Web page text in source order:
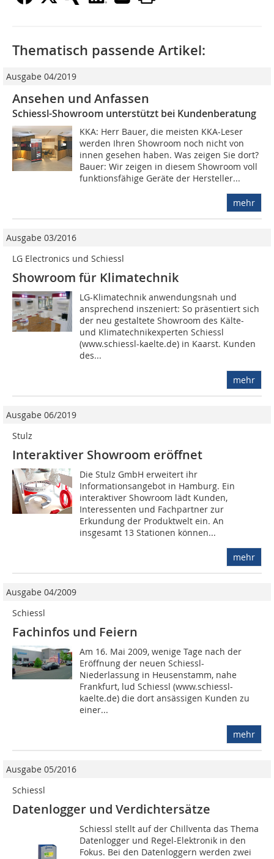
Thematisch passende Artikel:
Ausgabe 04/2019
Ansehen und Anfassen
Schiessl-Showroom unterstützt bei Kundenberatung
KKA: Herr Bauer, die meisten KKA-Leser
werden Ihren Showroom noch nicht von
innen gesehen haben. Was zeigen Sie dort?
Bauer: Wir zeigen in diesem Showroom voll
funktionsfähige Geräte der Hersteller...
mehr
Ausgabe 03/2016
LG Electronics und Schiessl
Showroom für Klimatechnik
LG-Klimatechnik anwendungsnah und
ansprechend inszeniert: So präsentiert sich
der neu gestaltete Showroom des Kälte-
und Klimatechnikexperten Schiessl
(www.schiessl-kaelte.de) in Kaarst. Kunden
des...
mehr
Ausgabe 06/2019
Stulz
Interaktiver Showroom eröffnet
Die Stulz GmbH erweitert ihr
Informationsangebot in Hamburg. Ein
interaktiver Showroom lädt Kunden,
Interessenten und Fachpartner zur
Erkundung der Produktwelt ein. An
insgesamt 13 Stationen können...
mehr
Ausgabe 04/2009
Schiessl
Fachinfos und Feiern
Am 16. Mai 2009, wenige Tage nach der
Eröffnung der neuen Schiessl-
Niederlassung in Heusenstamm, nahe
Frankfurt, lud Schiessl (www.schiessl-
kaelte.de) die dort ansässigen Kunden zu
einer...
mehr
Ausgabe 05/2016
Schiessl
Datenlogger und Verdichtersätze
Schiessl stellt auf der Chillventa das Thema
Datenlogger und Regel-Elektronik in den
Fokus. Bei den Datenloggern werden zwei